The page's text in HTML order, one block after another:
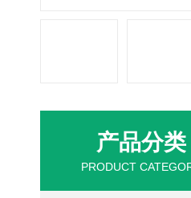
产品分类
PRODUCT